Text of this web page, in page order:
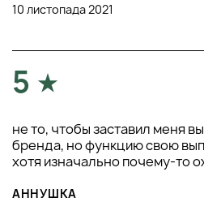
10 листопада 2021
5
не то, чтобы заставил меня
бренда, но функцию свою
хотя изначально почему-то
АННУШКА